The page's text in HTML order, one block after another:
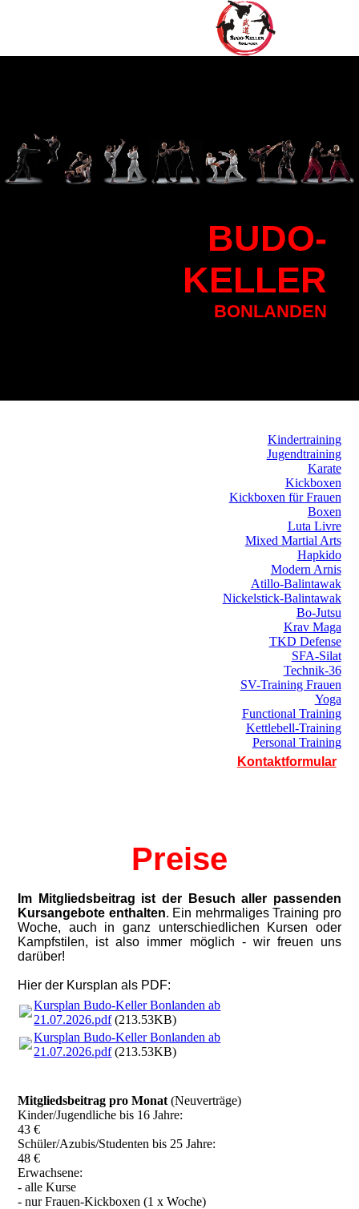
BUDO-
KELLER
BONLANDEN
Kindertraining
Jugendtraining
Karate
Kickboxen
Kickboxen für Frauen
Boxen
Luta Livre
Mixed Martial Arts
Hapkido
Modern Arnis
Atillo-Balintawak
Nickelstick-Balintawak
Bo-Jutsu
Krav Maga
TKD Defense
SFA-Silat
Technik-36
SV-Training Frauen
Yoga
Functional Training
Kettlebell-Training
Personal Training
Kontaktformular
Preise
Im Mitgliedsbeitrag ist der Besuch aller passenden
Kursangebote enthalten. Ein mehrmaliges Training pro
Woche, auch in ganz unterschiedlichen Kursen oder
Kampfstilen, ist also immer möglich - wir freuen uns
darüber!
Hier der Kursplan als PDF:
Kursplan Budo-Keller Bonlanden ab
21.07.2026.pdf(213.53KB)
Kursplan Budo-Keller Bonlanden ab
21.07.2026.pdf(213.53KB)
Mitgliedsbeitrag pro Monat(Neuverträge)
Kinder/Jugendliche bis 16 Jahre:
43 €
Schüler/Azubis/Studenten bis 25 Jahre:
48 €
Erwachsene:
- alle Kurse
- nur Frauen-Kickboxen (1 x Woche)